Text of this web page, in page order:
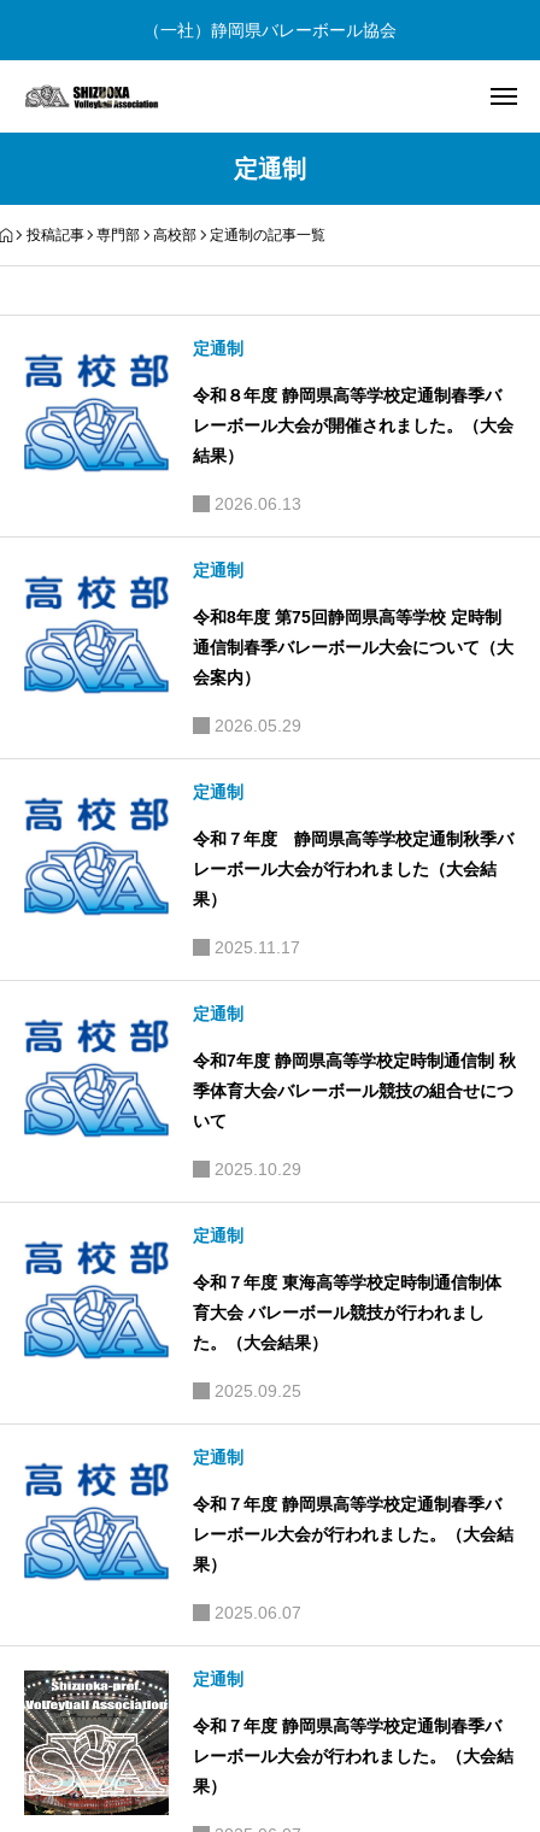
（一社）静岡県バレーボール協会
定通制
投稿記事 専門部 高校部 定通制の記事一覧
定通制
令和８年度 静岡県高等学校定通制春季バ
レーボール大会が開催されました。（大会
結果）
2026.06.13
定通制
令和8年度 第75回静岡県高等学校 定時制
通信制春季バレーボール大会について（大
会案内）
2026.05.29
定通制
令和７年度 静岡県高等学校定通制秋季バ
レーボール大会が行われました（大会結
果）
2025.11.17
定通制
令和7年度 静岡県高等学校定時制通信制 秋
季体育大会バレーボール競技の組合せにつ
いて
2025.10.29
定通制
令和７年度 東海高等学校定時制通信制体
育大会 バレーボール競技が行われまし
た。（大会結果）
2025.09.25
定通制
令和７年度 静岡県高等学校定通制春季バ
レーボール大会が行われました。（大会結
果）
2025.06.07
定通制
令和７年度 静岡県高等学校定通制春季バ
レーボール大会が行われました。（大会結
果）